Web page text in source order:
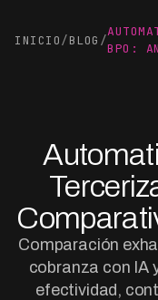
INICIO/BLOG /
BPO:
Comparación
cobranza con IA
efectividad,